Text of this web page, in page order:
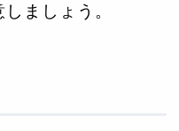
ましょう。